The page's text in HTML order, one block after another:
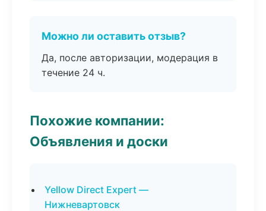
Можно ли оставить отзыв?
Да, после авторизации, модерация в
течение 24 ч.
Похожие компании:
Объявления и доски
Yellow Direct Expert —
Нижневартовск